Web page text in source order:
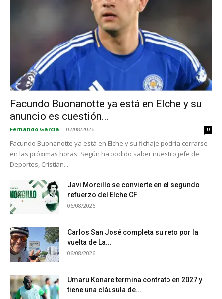
Facundo Buonanotte ya está en Elche y su
anuncio es cuestión...
Fernando García - 07/08/2026 0
Facundo Buonanotte ya está en Elche y su fichaje podría cerrarse
en las próximas horas. Según ha podido saber nuestro jefe de
Deportes, Cristian...
Javi Morcillo se convierte en el segundo
refuerzo del Elche CF
06/08/2026
Carlos San José completa su reto por la
vuelta de La...
06/08/2026
Umaru Konare termina contrato en 2027 y
tiene una cláusula de...